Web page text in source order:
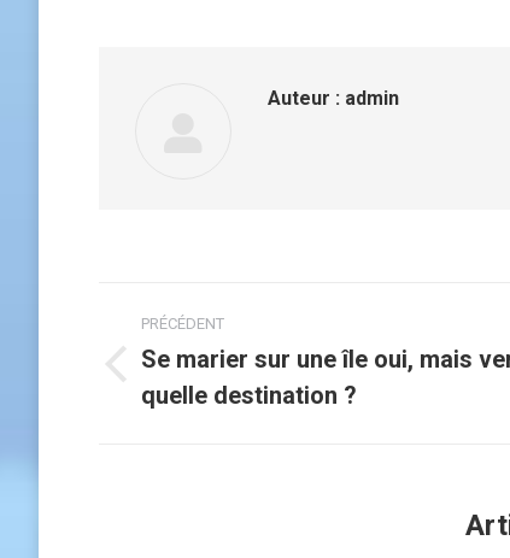
Auteur : admin
Navigation
article
PRÉCÉDENT
précédent
Se marier sur une île oui, mais
quelle destination ?